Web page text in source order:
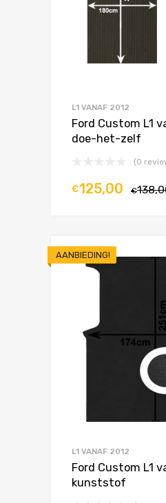
L1 VANAF 2012
Ford Custom L1
doe-het-zelf
(0
€
€125,00
AANBIEDING!
L1 VANAF 2012
Ford Custom L1
kunststof